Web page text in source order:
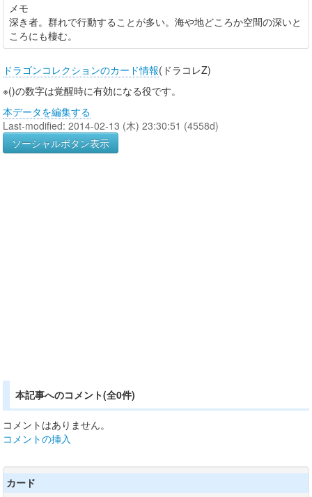
メモ
深き者。群れで行動することが多い。海や地どころか空間の深いと
ころにも棲む。
ドラゴンコレクションのカード情報(ドラコレZ)
※()の数字は覚醒時に有効になる役です。
本データを編集する
Last-modified: 2014-02-13 (木) 23:30:51 (4558d)
ソーシャルボタン表示
本記事へのコメント(全0件)
コメントはありません。
コメントの挿入
カード